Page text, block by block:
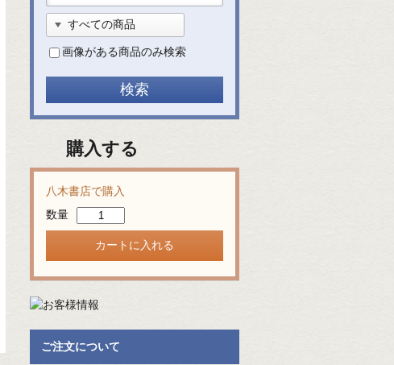
画像がある商品のみ検索
購入する
八木書店で購入
数量
ご注文について